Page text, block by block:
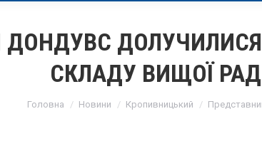
ДОНДУВС
СКЛАДУ ВИЩОЇ
Головна Новини Кропивницький